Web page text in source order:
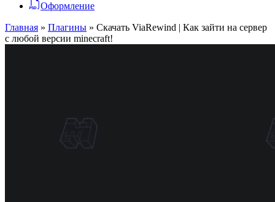
Оформление
Главная » Плагины » Скачать ViaRewind | Как зайти на сервер
с любой версии minecraft!